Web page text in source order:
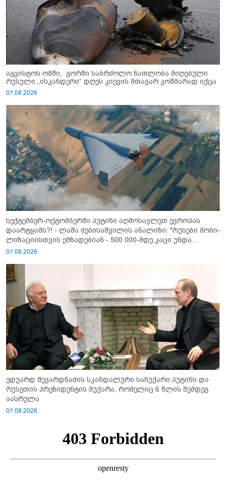
აგვისტოს ომში, გორში საბრძოლო ნათლობა მიღებული
რუსული „ისკანდერი“ დღეს კიევის მთავარ კოშმარად იქცა
07.08.2026
სექტემბერ-ოქტომბერში პუტინი აღმოსავლეთ ევროპას
დაარტყამს?! - ლაშა ძებისაშვილის ანალიზი: "რუსები მობი­
ლიზაციისთვის ემზადებიან - 500 000-მდე კაცი უნდა
გაიწვიონ ომში"
07.08.2026
ედუარდ შევარდნაძის სკანდალური საჩუქარი პუტინს და
რუსეთის პრეზიდენტის მუქარა, რომელიც 6 წლის შემდეგ
აასრულა
07.08.2026